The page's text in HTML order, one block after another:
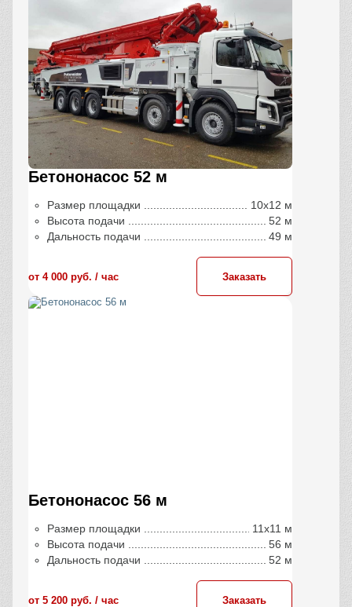
Бетононасос 52 м
Размер площадки
10х12 м
Высота подачи
52 м
Дальность подачи
49 м
от 4 000 руб. / час Заказать
Бетононасос 56 м
Размер площадки
11х11 м
Высота подачи
56 м
Дальность подачи
52 м
от 5 200 руб. / час Заказать